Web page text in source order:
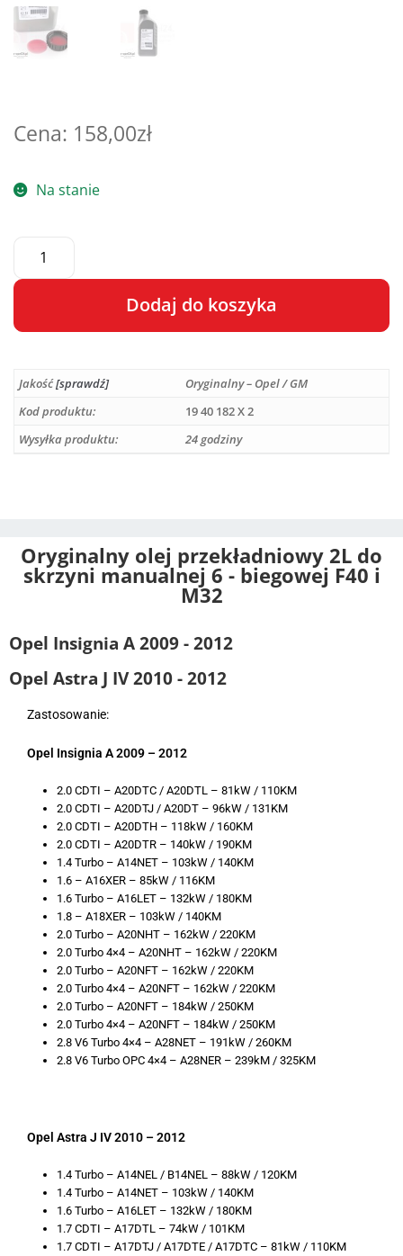
158,00zł
Na stanie
Dodaj do koszyka
t
e
Jakość[sprawdź]
Oryginalny – Opel / GM
Kod produktu:
19 40 182 X 2
Wysyłka produktu:
24 godziny
Oryginalny olej przekładniowy 2L do
skrzyni manualnej 6 - biegowej F40 i
M32
Opel Insignia A 2009 - 2012
Opel Astra J IV 2010 - 2012
Zastosowanie:
Opel Insignia A 2009 – 2012
2.0 CDTI – A20DTC / A20DTL – 81kW / 110KM
2.0 CDTI – A20DTJ / A20DT – 96kW / 131KM
2.0 CDTI – A20DTH – 118kW / 160KM
2.0 CDTI – A20DTR – 140kW / 190KM
1.4 Turbo – A14NET – 103kW / 140KM
1.6 – A16XER – 85kW / 116KM
1.6 Turbo – A16LET – 132kW / 180KM
1.8 – A18XER – 103kW / 140KM
2.0 Turbo – A20NHT – 162kW / 220KM
2.0 Turbo 4×4 – A20NHT – 162kW / 220KM
2.0 Turbo – A20NFT – 162kW / 220KM
2.0 Turbo 4×4 – A20NFT – 162kW / 220KM
2.0 Turbo – A20NFT – 184kW / 250KM
2.0 Turbo 4×4 – A20NFT – 184kW / 250KM
2.8 V6 Turbo 4×4 – A28NET – 191kW / 260KM
2.8 V6 Turbo OPC 4×4 – A28NER – 239kM / 325KM
Opel Astra J IV 2010 – 2012
1.4 Turbo – A14NEL / B14NEL – 88kW / 120KM
1.4 Turbo – A14NET – 103kW / 140KM
1.6 Turbo – A16LET – 132kW / 180KM
1.7 CDTI – A17DTL – 74kW / 101KM
1.7 CDTI – A17DTJ / A17DTE / A17DTC – 81kW / 110KM